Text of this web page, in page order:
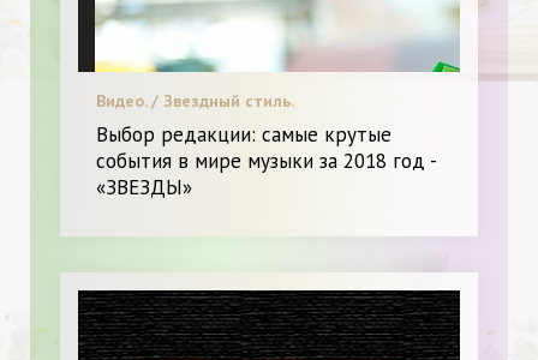
Видео. / Звездный стиль.
Выбор редакции: самые крутые
события в мире музыки за 2018 год -
«ЗВЕЗДЫ»